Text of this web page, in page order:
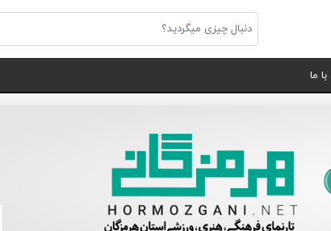
با ما